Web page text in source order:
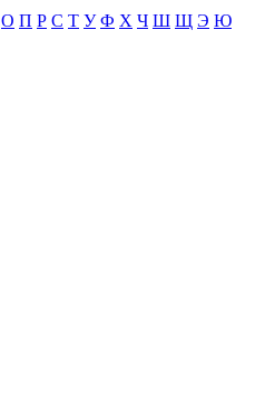
О П Р С Т У Ф Х Ч Ш Щ Э Ю